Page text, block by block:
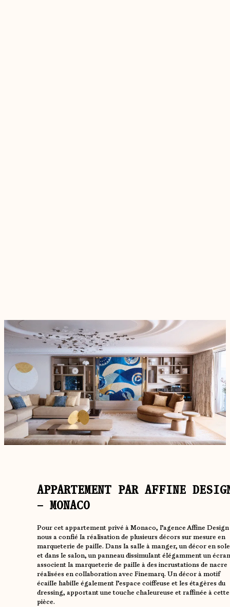
APPARTEMENT PAR AFFINE
– MONACO
Pour cet appartement privé à Monaco, l’agence Affine Design
nous a confié la réalisation de plusieurs décors sur mesure en
marqueterie de paille. Dans la salle à manger, un décor en
et dans le salon, un panneau dissimulant élégamment un
associent la marqueterie de paille à des incrustations de nacre
réalisées en collaboration avec Finemarq. Un décor à motif
écaille habille également l’espace coiffeuse et les étagères du
dressing, apportant une touche chaleureuse et raffinée à cette
pièce.